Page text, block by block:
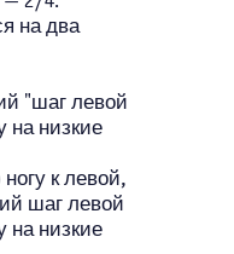
на два
"шаг левой
на низкие
к левой,
шаг левой
на низкие